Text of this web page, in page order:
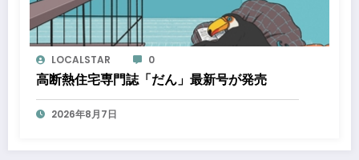
LOCALSTAR 0
高断熱住宅専門誌「だん」最新号が発売
2026年8月7日